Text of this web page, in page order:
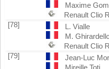
Maxime
Renault Clio
[78]
L. Vialle
M.
Renault Clio
[79]
Jean-Luc
Mireille Toti